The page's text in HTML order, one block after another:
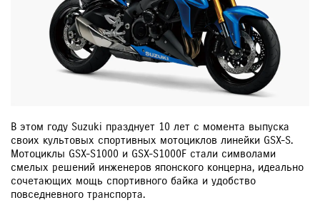
В этом году Suzuki празднует 10 лет с момента выпуска
своих культовых спортивных мотоциклов линейки GSX-S.
Мотоциклы GSX-S1000 и GSX-S1000F стали символами
смелых решений инженеров японского концерна, идеально
сочетающих мощь спортивного байка и удобство
повседневного транспорта.